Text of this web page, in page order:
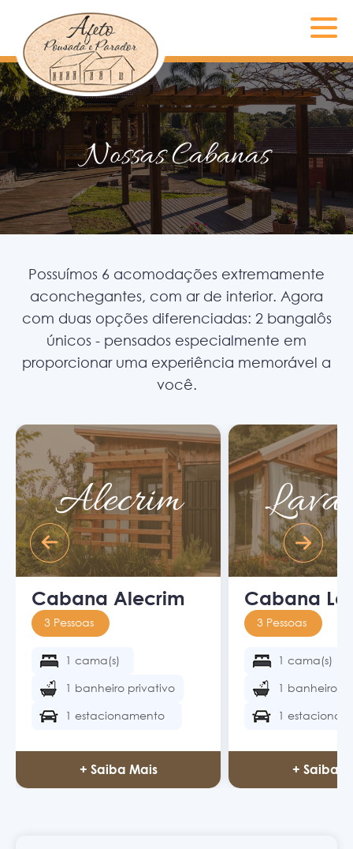
Nossas Cabanas
Possuímos 6 acomodações extremamente
aconchegantes, com ar de interior. Agora
com duas opções diferenciadas: 2 bangalôs
únicos - pensados especialmente em
proporcionar uma experiência memorável a
você.
Alecrim
Cabana Alecrim
3 Pessoas
1 cama(s)
1 banheiro privativo
1 estacionamento
+ Saiba Mais
Cabana
3 Pessoas
1 cama(s)
1 banheiro
1
+ Saiba